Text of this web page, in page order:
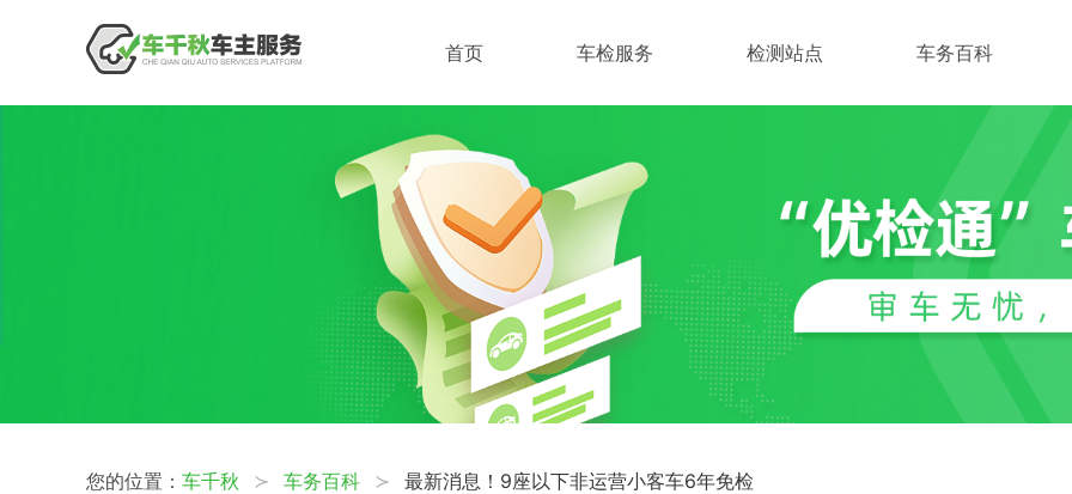
首页 车检服务 检测站点 车务百科
您的位置： 车千秋 车务百科 最新消息！9座以下非运营小客车6年免检